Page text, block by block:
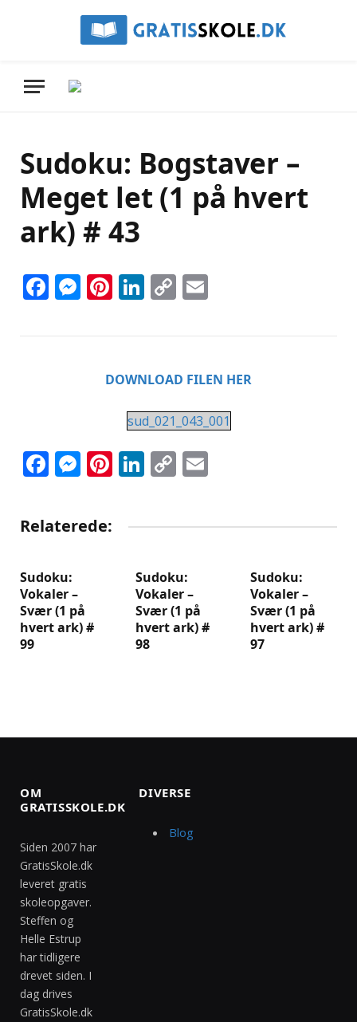
Sudoku: Bogstaver –
Meget let (1 på hvert
ark) # 43
Facebook
Messenger
Pinterest
LinkedIn
Copy
DOWNLOAD FILEN HER
sud_021_043_001
Facebook
Messenger
Pinterest
LinkedIn
Copy
Relaterede:
Sudoku:
Vokaler –
Svær (1 på
hvert ark) #
99
Sudoku:
Vokaler –
Svær (1 på
hvert ark) #
98
Sudoku:
Vokaler –
Svær (1 på
hvert ark) #
97
OM
GRATISSKOLE.DK
Siden 2007 har
GratisSkole.dk
leveret gratis
skoleopgaver.
Steffen og
Helle Estrup
har tidligere
drevet siden. I
dag drives
GratisSkole.dk
DIVERSE
Blog